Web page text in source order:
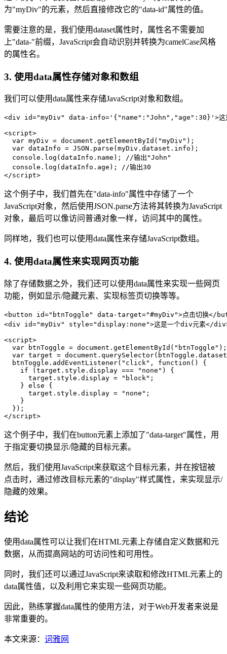
为"myDiv"的元素，然后直接修改它的"data-id"属性的值。
需要注意的是，我们使用dataset属性时，属性名不需要加
上"data-"前缀，JavaScript会自动识别并转换为camelCase风格
的属性名。
3. 使用data属性存储对象和数组
我们可以使用data属性来存储JavaScript对象和数组。
<div id="myDiv" data-info='{"name":"John","age":30}'>这
<script>
  var myDiv = document.getElementById("myDiv");
  var dataInfo = JSON.parse(myDiv.dataset.info);
  console.log(dataInfo.name); //输出"John"
  console.log(dataInfo.age); //输出30
</script>
这个例子中，我们首先在"data-info"属性中存储了一个
JavaScript对象，然后使用JSON.parse方法将其转换为JavaScript
对象，最后可以像访问普通对象一样，访问其中的属性。
同样地，我们也可以使用data属性来存储JavaScript数组。
4. 使用data属性来实现网页功能
除了存储数据之外，我们还可以使用data属性来实现一些网页
功能，例如显示/隐藏元素、实现标签页切换等等。
<button id="btnToggle" data-target="#myDiv">点击切换</
<div id="myDiv" style="display:none">这是一个div元素</
<script>
  var btnToggle = document.getElementById("btnToggle");
var target =
  btnToggle.addEventListener("click", function() {
    if (target.style.display === "none") {
      target.style.display = "block";
    } else {
      target.style.display = "none";
    }
  });
</script>
这个例子中，我们在button元素上添加了"data-target"属性，用
于指定要切换显示/隐藏的目标元素。
然后，我们使用JavaScript来获取这个目标元素，并在按钮被
点击时，通过修改目标元素的"display"样式属性，来实现显示/
隐藏的效果。
结论
使用data属性可以让我们在HTML元素上存储自定义数据和元
数据，从而提高网站的可访问性和可用性。
同时，我们还可以通过JavaScript来读取和修改HTML元素上的
data属性值，以及利用它来实现一些网页功能。
因此，熟练掌握data属性的使用方法，对于Web开发者来说是
非常重要的。
本文来源： 词雅网